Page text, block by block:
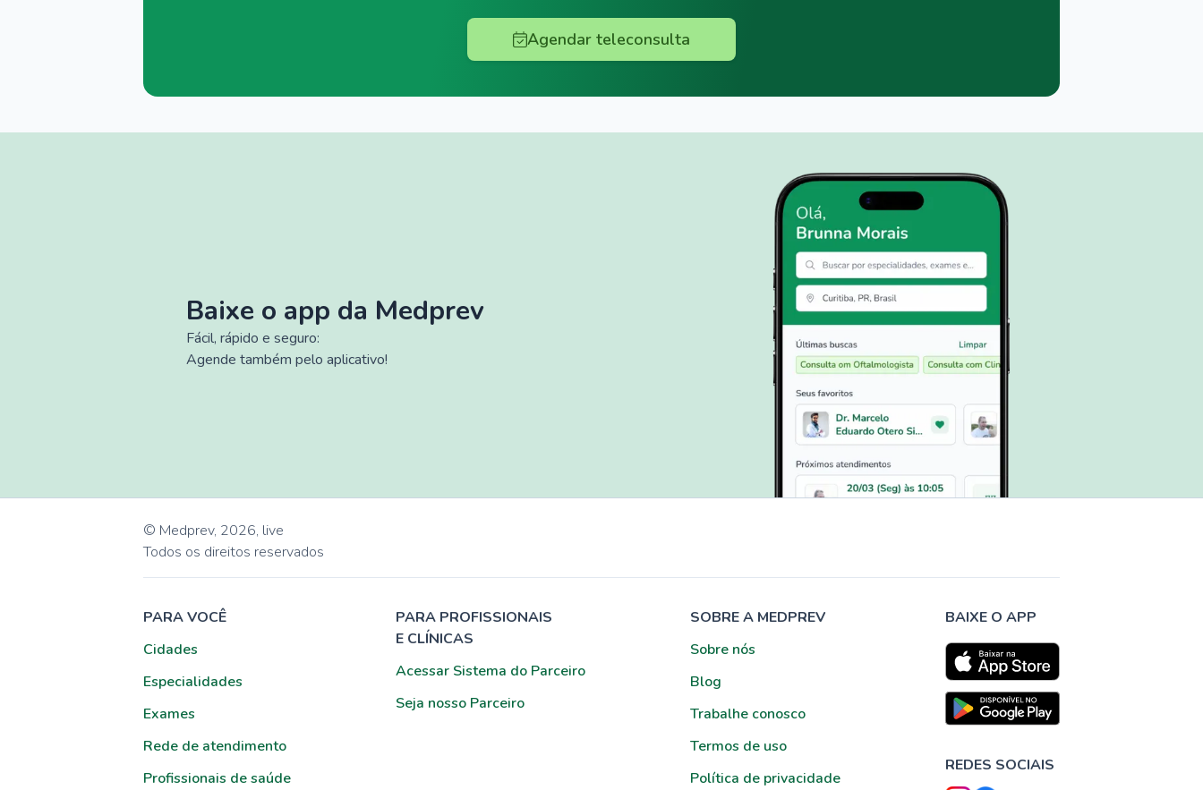
Agendar teleconsulta
Baixe o app da Medprev
Fácil, rápido e seguro:
Agende também pelo aplicativo!
© Medprev, 2026, live
Todos os direitos reservados
PARA VOCÊ
Cidades
Especialidades
Exames
Rede de atendimento
Profissionais de saúde
PARA PROFISSIONAIS
E CLÍNICAS
Acessar Sistema do Parceiro
Seja nosso Parceiro
SOBRE A MEDPREV
Sobre nós
Blog
Trabalhe conosco
Termos de uso
Política de privacidade
BAIXE O APP
REDES SOCIAIS